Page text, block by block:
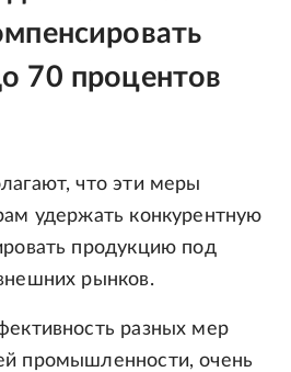
70 процентов
что эти меры
удержать конкурентную
продукцию под
рынков.
разных мер
промышленности, очень